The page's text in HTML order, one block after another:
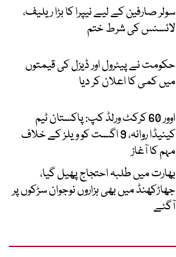
سولر صارفین کے لیے نیپرا کا بڑا ریلیف،
لائسنس کی شرط ختم
حکومت نے پیٹرول اور ڈیزل کی قیمتوں
میں کمی کا اعلان کر دیا
اوور 60 کرکٹ ورلڈ کپ: پاکستان ٹیم
کینیڈا روانہ، 9 اگست کو ویلز کے خلاف
مہم کا آغاز
بھارت میں طلبہ احتجاج پھیل گیا،
جھاڑکھنڈ میں بھی ہزاروں نوجوان سڑکوں پر
آگئے